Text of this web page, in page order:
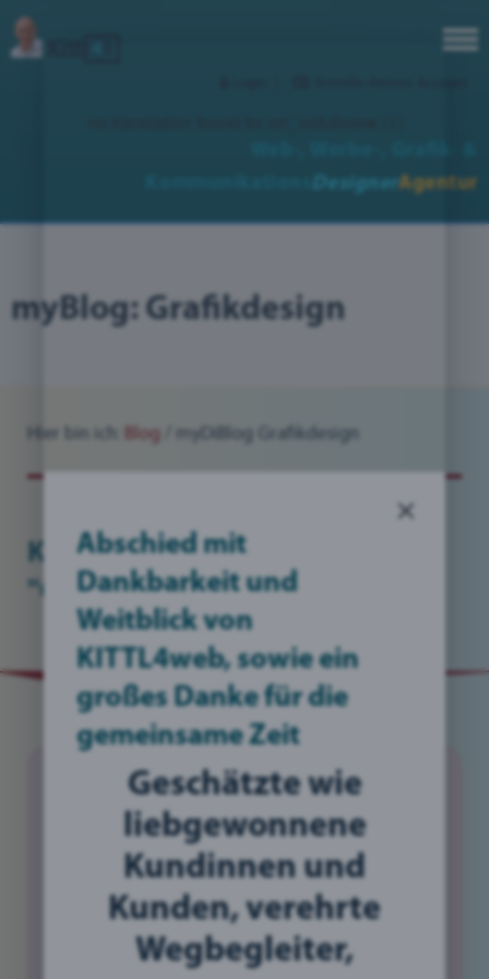
Designer Agentur
myBlog: Grafikdesign
Hier bin ich: Blog myDiBlog Grafikdesign
KITTL4web steht für:
"Grafikdesign"
myDiBlog"Grafikdesign"
Abschied mit
Dankbarkeit und
Weitblick von
KITTL4web, sowie ein
großes Danke für die
gemeinsame Zeit
Geschätzte wie
liebgewonnene
Kundinnen und
Kunden, verehrte
Wegbegleiter,
×